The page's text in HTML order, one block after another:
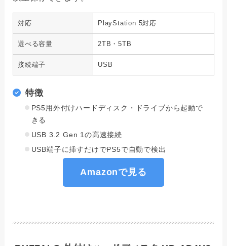
対応 PlayStation 5対応
選べる容量 2TB・5TB
接続端子 USB
特徴
PS5用外付けハードディスク・ドライブから起動で
きる
USB 3.2 Gen 1の高速接続
USB端子に挿すだけでPS5で自動で検出
Amazonで見る